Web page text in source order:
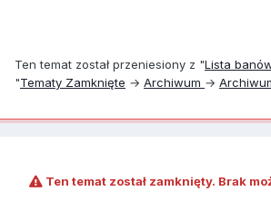
Ten temat został przeniesiony z "Lista
"Tematy Zamknięte → Archiwum →
Ten temat został zamknięty. Brak